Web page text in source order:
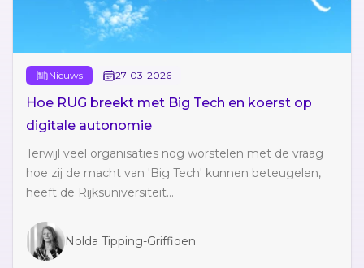
Nieuws 27-03-2026
Hoe RUG breekt met Big Tech en koerst op
digitale autonomie
Terwijl veel organisaties nog worstelen met de vraag
hoe zij de macht van 'Big Tech' kunnen beteugelen,
heeft de Rijksuniversiteit...
Nolda Tipping-Griffioen